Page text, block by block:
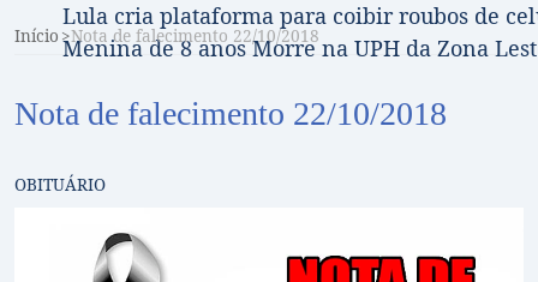
Lula cria plataforma para coibir roubos de
Menina de 8 anos Morre na UPH da Zona
Início Nota de falecimento 22/10/2018
Nota de falecimento 22/10/2018
OBITUÁRIO